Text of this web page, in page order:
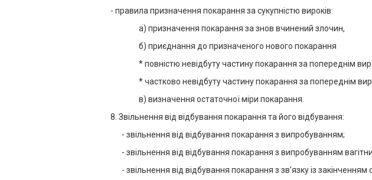
- правила призначення покарання за сукупністю вироків:
а) призначення покарання за знов вчинений злочин,
б) приєднання до призначеного нового покарання
* повністю невідбуту частину покарання за попереднім
* частково невідбуту частину покарання за попереднім
в) визначення остаточної міри покарання.
8. Звільнення від відбування покарання та його відбування:
- звільнення від відбування покарання з випробуванням;
- звільнення від відбування покарання з випробуванням
- звільнення від відбування покарання з зв’язку із